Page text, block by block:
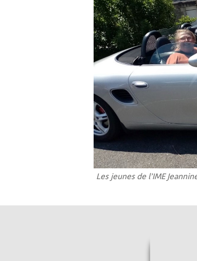
Les jeunes de l’IME